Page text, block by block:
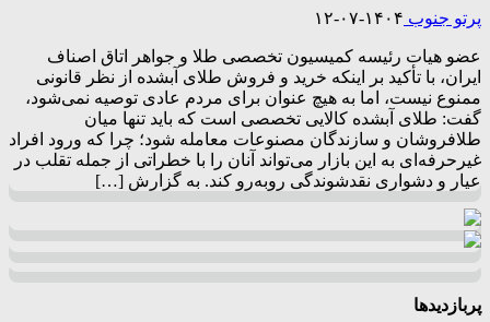
پرتو جنوب ۱۴۰۴-۰۷-۱۲
عضو هیات رئیسه کمیسیون تخصصی طلا و جواهر اتاق اصناف
ایران، با تأکید بر اینکه خرید و فروش طلای آبشده از نظر قانونی
ممنوع نیست، اما به هیچ عنوان برای مردم عادی توصیه نمی‌شود،
گفت: طلای آبشده کالایی تخصصی است که باید تنها میان
طلافروشان و سازندگان مصنوعات معامله شود؛ چرا که ورود افراد
غیرحرفه‌ای به این بازار می‌تواند آنان را با خطراتی از جمله تقلب در
عیار و دشواری نقدشوندگی روبه‌رو کند. به گزارش […]
پربازدیدها